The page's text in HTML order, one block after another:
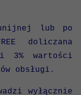
lub po
doliczana
3% wartości
obsługi.
wyłącznie